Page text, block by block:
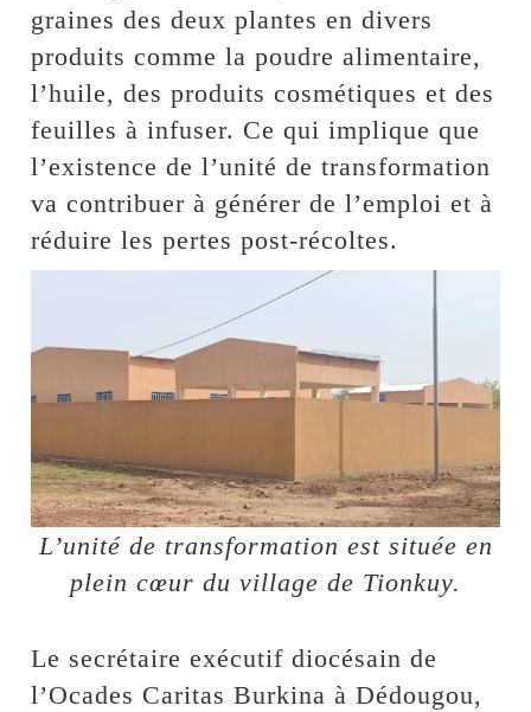
graines des deux plantes en divers
produits comme la poudre alimentaire,
l’huile, des produits cosmétiques et des
feuilles à infuser. Ce qui implique que
l’existence de l’unité de transformation
va contribuer à générer de l’emploi et à
réduire les pertes post-récoltes.
L’unité de transformation est située en
plein cœur du village de Tionkuy.
Le secrétaire exécutif diocésain de
l’Ocades Caritas Burkina à Dédougou,